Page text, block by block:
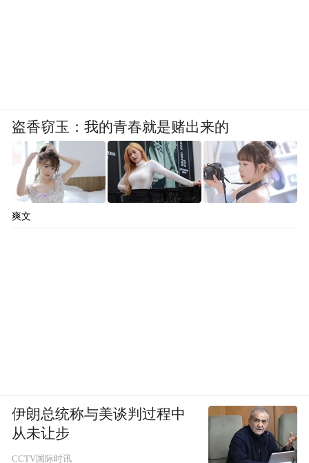
盗香窃玉：我的青春就是赌出来的
爽文
伊朗总统称与美谈判过程中
从未让步
CCTV国际时讯